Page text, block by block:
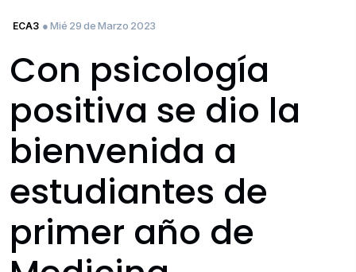
ECA3 ● Mié 29 de Marzo 2023
Con psicología
positiva se dio la
bienvenida a
estudiantes de
primer año de